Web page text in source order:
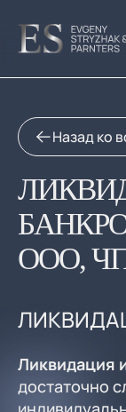
ООО,
Назад ко
Ликвидация
достаточно